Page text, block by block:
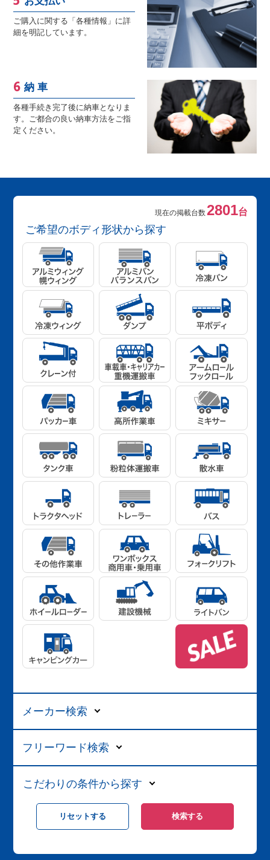
ご購入に関する「各種情報」に詳
細を明記しています。
納 車
各種手続き完了後に納車となりま
す。ご都合の良い納車方法をご指
定ください。
現在の掲載台数2801台
ご希望のボディ形状から探す
メーカー検索
フリーワード検索
こだわりの条件から探す